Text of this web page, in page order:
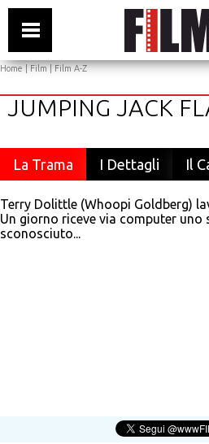
Home|Film|Film A-Z
JUMPING JACK
La Trama I Dettagli Il
Terry Dolittle (Whoopi Goldberg)
Un giorno riceve via computer
sconosciuto...